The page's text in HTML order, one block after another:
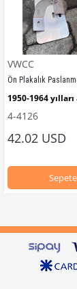
sürüş
Ghia Modelleri
VWCC
Ön Plakalık
1950-1964
VWC Parça No:
4-4126
42.02 USD